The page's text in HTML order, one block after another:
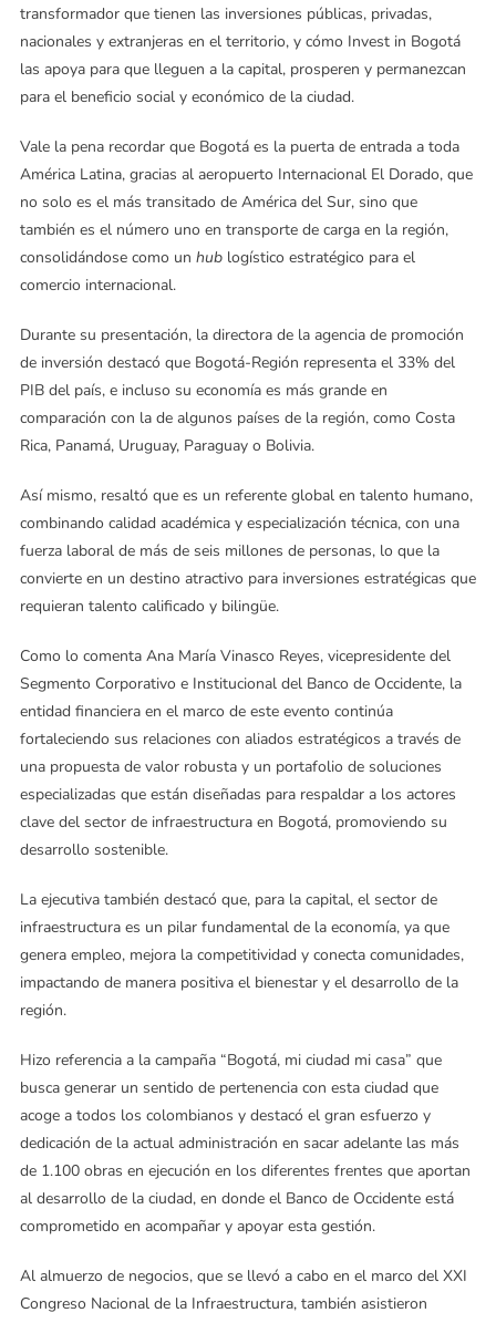
transformador que tienen las inversiones públicas, privadas,
nacionales y extranjeras en el territorio, y cómo Invest in Bogotá
las apoya para que lleguen a la capital, prosperen y permanezcan
para el beneficio social y económico de la ciudad.
Vale la pena recordar que Bogotá es la puerta de entrada a toda
América Latina, gracias al aeropuerto Internacional El Dorado, que
no solo es el más transitado de América del Sur, sino que
también es el número uno en transporte de carga en la región,
consolidándose como un hublogístico estratégico para el
comercio internacional.
Durante su presentación, la directora de la agencia de promoción
de inversión destacó que Bogotá-Región representa el 33% del
PIB del país, e incluso su economía es más grande en
comparación con la de algunos países de la región, como Costa
Rica, Panamá, Uruguay, Paraguay o Bolivia.
Así mismo, resaltó que es un referente global en talento humano,
combinando calidad académica y especialización técnica, con una
fuerza laboral de más de seis millones de personas, lo que la
convierte en un destino atractivo para inversiones estratégicas que
requieran talento calificado y bilingüe.
Como lo comenta Ana María Vinasco Reyes, vicepresidente del
Segmento Corporativo e Institucional del Banco de Occidente, la
entidad financiera en el marco de este evento continúa
fortaleciendo sus relaciones con aliados estratégicos a través de
una propuesta de valor robusta y un portafolio de soluciones
especializadas que están diseñadas para respaldar a los actores
clave del sector de infraestructura en Bogotá, promoviendo su
desarrollo sostenible.
La ejecutiva también destacó que, para la capital, el sector de
infraestructura es un pilar fundamental de la economía, ya que
genera empleo, mejora la competitividad y conecta comunidades,
impactando de manera positiva el bienestar y el desarrollo de la
región.
Hizo referencia a la campaña “Bogotá, mi ciudad mi casa” que
busca generar un sentido de pertenencia con esta ciudad que
acoge a todos los colombianos y destacó el gran esfuerzo y
dedicación de la actual administración en sacar adelante las más
de 1.100 obras en ejecución en los diferentes frentes que aportan
al desarrollo de la ciudad, en donde el Banco de Occidente está
comprometido en acompañar y apoyar esta gestión.
Al almuerzo de negocios, que se llevó a cabo en el marco del XXI
Congreso Nacional de la Infraestructura, también asistieron